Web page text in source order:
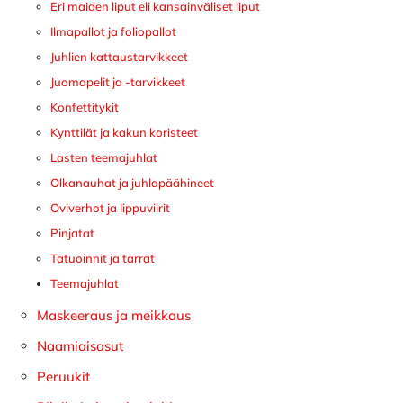
Eri maiden liput eli kansainväliset liput
Ilmapallot ja foliopallot
Juhlien kattaustarvikkeet
Juomapelit ja -tarvikkeet
Konfettitykit
Kynttilät ja kakun koristeet
Lasten teemajuhlat
Olkanauhat ja juhlapäähineet
Oviverhot ja lippuviirit
Pinjatat
Tatuoinnit ja tarrat
Teemajuhlat
Maskeeraus ja meikkaus
Naamiaisasut
Peruukit